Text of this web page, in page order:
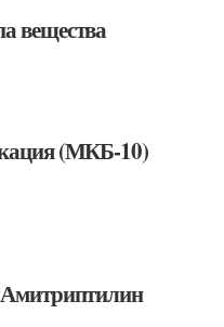
вещества
(МКБ-10)